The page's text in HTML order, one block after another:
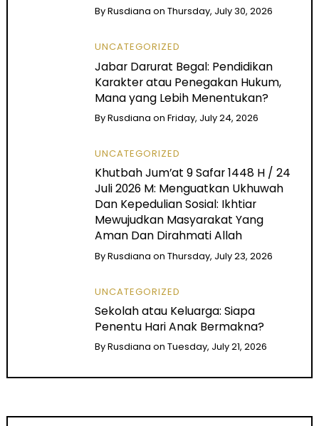
ByRusdiana onThursday, July 30, 2026
UNCATEGORIZED
Jabar Darurat Begal: Pendidikan
Karakter atau Penegakan Hukum,
Mana yang Lebih Menentukan?
ByRusdiana onFriday, July 24, 2026
UNCATEGORIZED
Khutbah Jum’at 9 Safar 1448 H / 24
Juli 2026 M: Menguatkan Ukhuwah
Dan Kepedulian Sosial: Ikhtiar
Mewujudkan Masyarakat Yang
Aman Dan Dirahmati Allah
ByRusdiana onThursday, July 23, 2026
UNCATEGORIZED
Sekolah atau Keluarga: Siapa
Penentu Hari Anak Bermakna?
ByRusdiana onTuesday, July 21, 2026